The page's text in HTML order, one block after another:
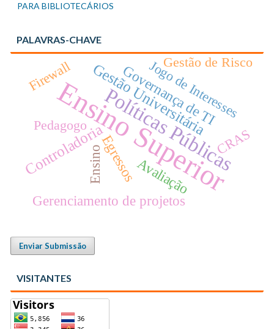
PARA BIBLIOTECÁRIOS
PALAVRAS-CHAVE
Ensino Superior
Políticas Públicas
Controladoria
Gestão Universitária
Governança de TI
Egressos
Ensino Avaliação
Gerenciamento de projetos
Pedagogo
Jogo de Interesses
Gestão de Risco
CRAS
Firewall
Enviar Submissão
VISITANTES